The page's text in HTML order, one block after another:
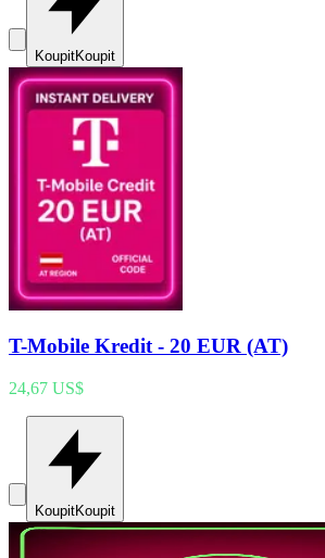
KoupitKoupit
T-Mobile Kredit - 20 EUR (AT)
24,67 US$
KoupitKoupit